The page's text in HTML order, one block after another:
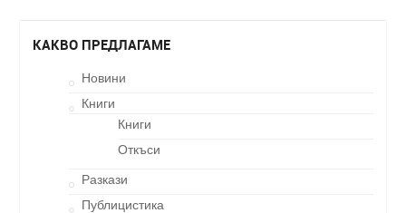
КАКВО ПРЕДЛАГАМЕ
Новини
Книги
Книги
Откъси
Разкази
Публицистика